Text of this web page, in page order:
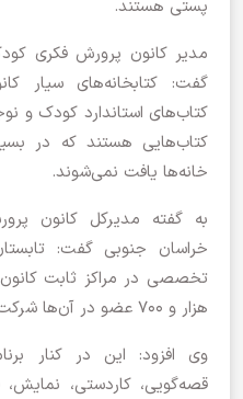
پستی هستند.
مدیر کانون پرورش فکری
گفت: کتابخانه‌های سیار
کتاب‌های استاندارد کودک و
کتاب‌هایی هستند که در
خانه‌ها یافت نمی‌شوند.
به گفته مدیرکل کانون
هزار و ۷۰۰ عضو در آن‌ها شرکت می‌کنند.
وی افزود: این در کنار
قصه‌گویی، کاردستی،